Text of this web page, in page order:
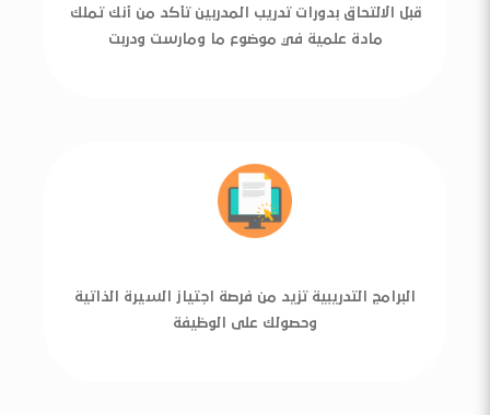
قبل الالتحاق بدورات تدريب المدربين تأكد من أنك تملك
مادة علمية في موضوع ما ومارست ودربت
البرامج التدريبية تزيد من فرصة اجتياز السيرة الذاتية
وحصولك على الوظيفة